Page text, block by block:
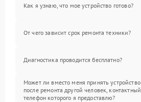
Как я узнаю, что мое устройство готово?
От чего зависит срок ремонта техники?
Диагностика проводится бесплатно?
Может ли вместо меня принять устройство
после ремонта другой человек, контактный
телефон которого я предоставлю?